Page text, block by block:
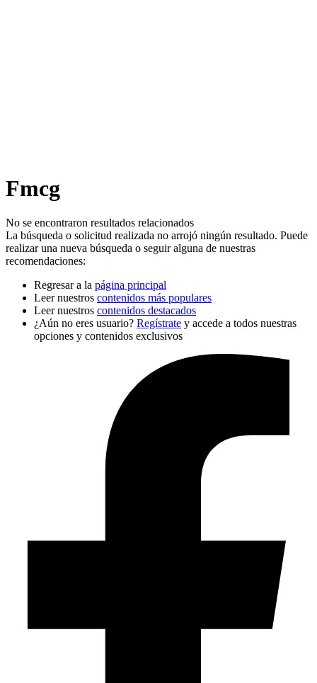
Fmcg
No se encontraron resultados relacionados
La búsqueda o solicitud realizada no arrojó ningún resultado. Puede
realizar una nueva búsqueda o seguir alguna de nuestras
recomendaciones:
Regresar a la página principal
Leer nuestros contenidos más populares
Leer nuestros contenidos destacados
¿Aún no eres usuario? Regístrate y accede a todos nuestras
opciones y contenidos exclusivos